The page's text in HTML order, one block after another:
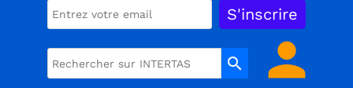
search person